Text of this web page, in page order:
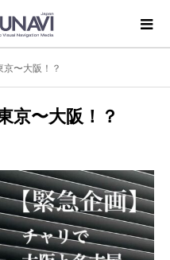
京〜大阪！？
京〜大阪！？